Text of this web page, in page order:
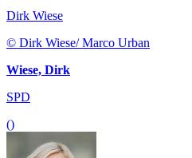
Dirk Wiese
© Dirk Wiese/ Marco Urban
Wiese, Dirk
SPD
()